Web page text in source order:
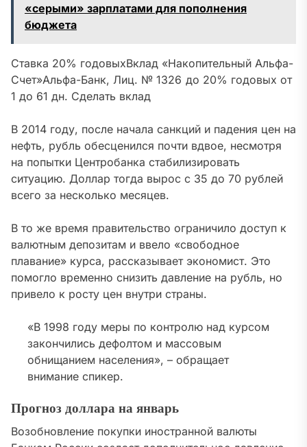
«серыми» зарплатами для пополнения
бюджета
Ставка 20% годовыхВклад «Накопительный Альфа-
Счет»Альфа-Банк, Лиц. № 1326 до 20% годовых от
1 до 61 дн. Сделать вклад
В 2014 году, после начала санкций и падения цен на
нефть, рубль обесценился почти вдвое, несмотря
на попытки Центробанка стабилизировать
ситуацию. Доллар тогда вырос с 35 до 70 рублей
всего за несколько месяцев.
В то же время правительство ограничило доступ к
валютным депозитам и ввело «свободное
плавание» курса, рассказывает экономист. Это
помогло временно снизить давление на рубль, но
привело к росту цен внутри страны.
«В 1998 году меры по контролю над курсом
закончились дефолтом и массовым
обнищанием населения», – обращает
внимание спикер.
Прогноз доллара на январь
Возобновление покупки иностранной валюты